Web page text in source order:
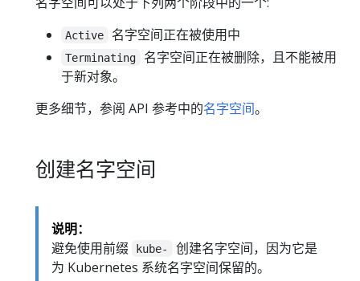
Active 名字空间正在被使用中
Terminating
名字空间正在被删除，且不能被用
于新对象。
更多细节，参阅 API 参考中的名字空间。
创建名字空间
说明：
避免使用前缀
kube-
创建名字空间，因为它是
为 Kubernetes 系统名字空间保留的。